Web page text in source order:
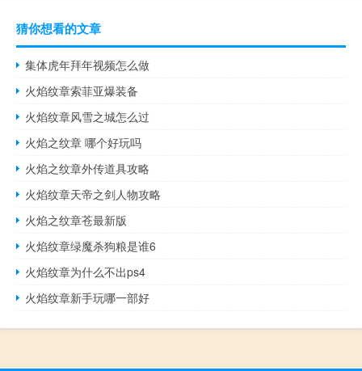
猜你想看的文章
集体虎年拜年视频怎么做
火焰纹章索菲亚爆装备
火焰纹章风雪之城怎么过
火焰之纹章 哪个好玩吗
火焰之纹章外传道具攻略
火焰纹章天帝之剑人物攻略
火焰之纹章苍最新版
火焰纹章绿魔杀狗粮是谁6
火焰纹章为什么不出ps4
火焰纹章新手玩哪一部好